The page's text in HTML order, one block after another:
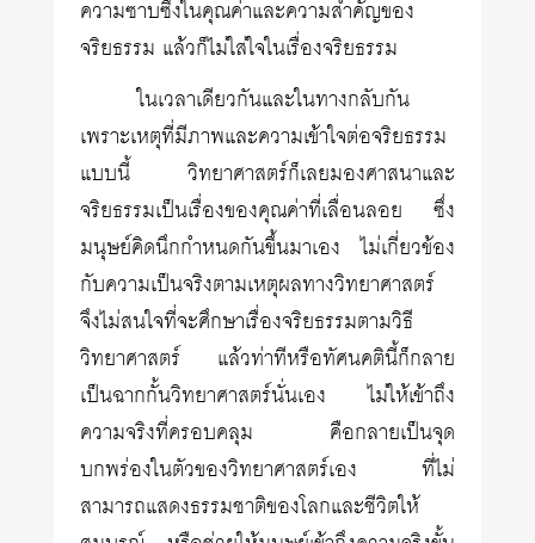
ความซาบซึ้งในคุณค่าและความสำคัญของ
จริยธรรม แล้วก็ไม่ใส่ใจในเรื่องจริยธรรม
ในเวลาเดียวกันและในทางกลับกัน
เพราะเหตุที่มีภาพและความเข้าใจต่อจริยธรรม
แบบนี้ วิทยาศาสตร์ก็เลยมองศาสนาและ
จริยธรรมเป็นเรื่องของคุณค่าที่เลื่อนลอย ซึ่ง
มนุษย์คิดนึกกำหนดกันขึ้นมาเอง ไม่เกี่ยวข้อง
กับความเป็นจริงตามเหตุผลทางวิทยาศาสตร์
จึงไม่สนใจที่จะศึกษาเรื่องจริยธรรมตามวิธี
วิทยาศาสตร์ แล้วท่าทีหรือทัศนคตินี้ก็กลาย
เป็นฉากกั้นวิทยาศาสตร์นั่นเอง ไม่ให้เข้าถึง
ความจริงที่ครอบคลุม คือกลายเป็นจุด
บกพร่องในตัวของวิทยาศาสตร์เอง ที่ไม่
สามารถแสดงธรรมชาติของโลกและชีวิตให้